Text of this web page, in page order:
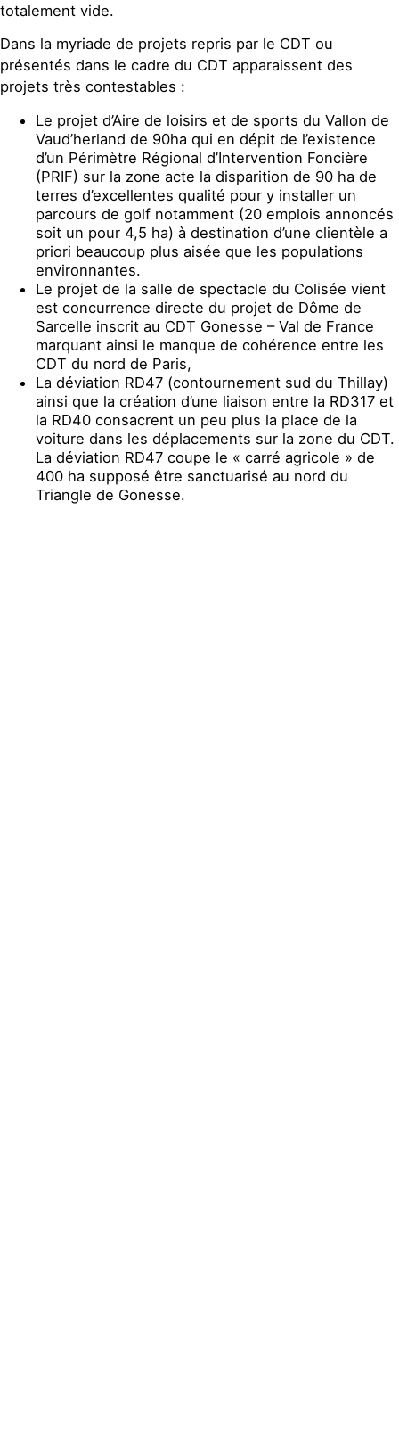
totalement vide.
Dans la myriade de projets repris par le CDT ou
présentés dans le cadre du CDT apparaissent des
projets très contestables :
Le projet d’Aire de loisirs et de sports du Vallon de
Vaud’herland de 90ha qui en dépit de l’existence
d’un Périmètre Régional d’Intervention Foncière
(PRIF) sur la zone acte la disparition de 90 ha de
terres d’excellentes qualité pour y installer un
parcours de golf notamment (20 emplois annoncés
soit un pour 4,5 ha) à destination d’une clientèle a
priori beaucoup plus aisée que les populations
environnantes.
Le projet de la salle de spectacle du Colisée vient
est concurrence directe du projet de Dôme de
Sarcelle inscrit au CDT Gonesse – Val de France
marquant ainsi le manque de cohérence entre les
CDT du nord de Paris,
La déviation RD47 (contournement sud du Thillay)
ainsi que la création d’une liaison entre la RD317 et
la RD40 consacrent un peu plus la place de la
voiture dans les déplacements sur la zone du CDT.
La déviation RD47 coupe le « carré agricole » de
400 ha supposé être sanctuarisé au nord du
Triangle de Gonesse.